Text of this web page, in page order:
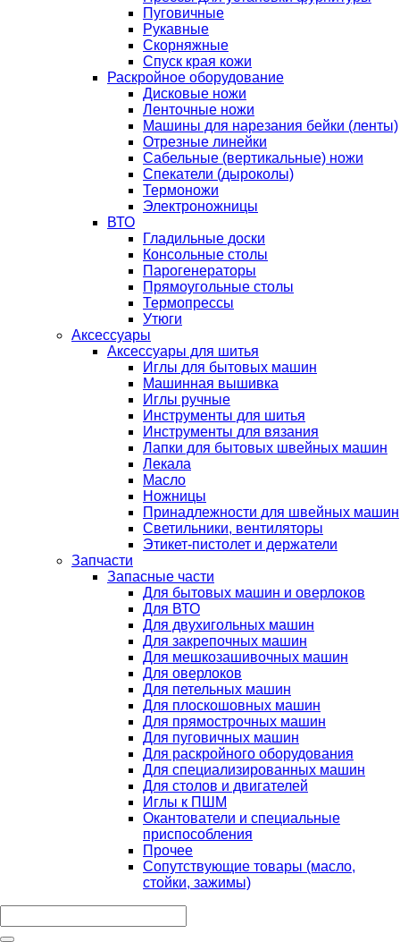
Пуговичные
Рукавные
Скорняжные
Спуск края кожи
Раскройное оборудование
Дисковые ножи
Ленточные ножи
Машины для нарезания бейки (ленты)
Отрезные линейки
Сабельные (вертикальные) ножи
Спекатели (дыроколы)
Термоножи
Электроножницы
ВТО
Гладильные доски
Консольные столы
Парогенераторы
Прямоугольные столы
Термопрессы
Утюги
Аксессуары
Аксессуары для шитья
Иглы для бытовых машин
Машинная вышивка
Иглы ручные
Инструменты для шитья
Инструменты для вязания
Лапки для бытовых швейных машин
Лекала
Масло
Ножницы
Принадлежности для швейных машин
Светильники, вентиляторы
Этикет-пистолет и держатели
Запчасти
Запасные части
Для бытовых машин и оверлоков
Для ВТО
Для двухигольных машин
Для закрепочных машин
Для мешкозашивочных машин
Для оверлоков
Для петельных машин
Для плоскошовных машин
Для прямострочных машин
Для пуговичных машин
Для раскройного оборудования
Для специализированных машин
Для столов и двигателей
Иглы к ПШМ
Окантователи и специальные
приспособления
Прочее
Сопутствующие товары (масло,
стойки, зажимы)